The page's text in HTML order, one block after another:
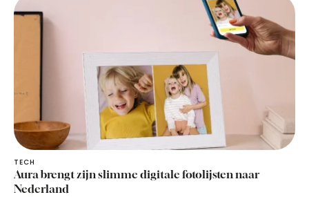
TECH
Aura brengt zijn slimme digitale fotolijsten naar
Nederland